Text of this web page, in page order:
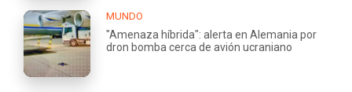
MUNDO
"Amenaza híbrida": alerta en Alemania por
dron bomba cerca de avión ucraniano